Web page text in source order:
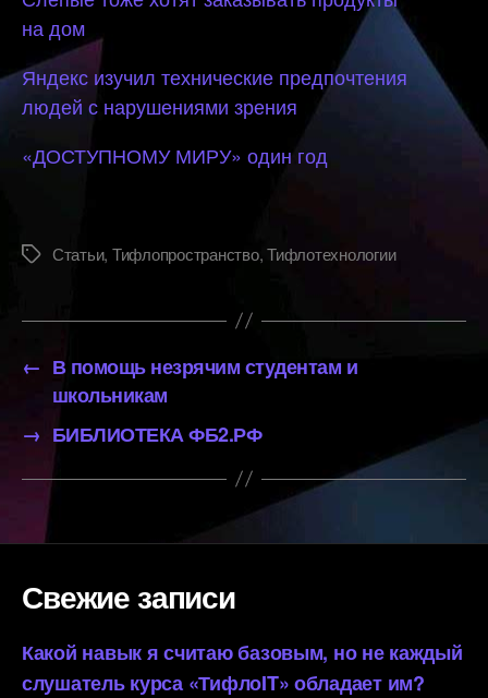
на дом
Яндекс изучил технические предпочтения
людей с нарушениями зрения
«ДОСТУПНОМУ МИРУ» один год
МеткиСтатьи, Тифлопространство,Тифлотехнологии
← В помощь незрячим студентам и
школьникам
→ БИБЛИОТЕКА ФБ2.РФ
Свежие записи
Какой навык я считаю базовым, но не каждый
слушатель курса «ТифлоIT» обладает им?